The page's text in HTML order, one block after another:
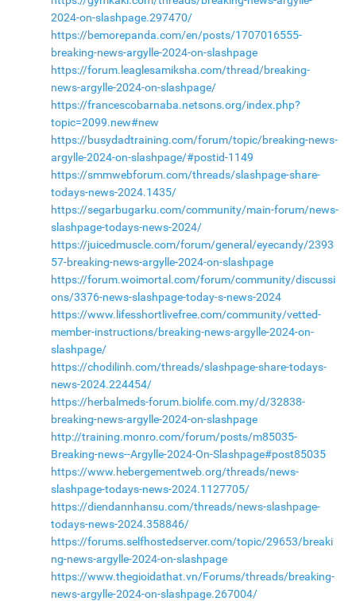
2024-on-slashpage.297470/
https://bemorepanda.com/en/posts/1707016555-
breaking-news-argylle-2024-on-slashpage
https://forum.leaglesamiksha.com/thread/breaking-
news-argylle-2024-on-slashpage/
https://francescobarnaba.netsons.org/index.php?
topic=2099.new#new
https://busydadtraining.com/forum/topic/breaking-news-
argylle-2024-on-slashpage/#postid-1149
https://smmwebforum.com/threads/slashpage-share-
todays-news-2024.1435/
https://segarbugarku.com/community/main-forum/news-
slashpage-todays-news-2024/
https://juicedmuscle.com/forum/general/eyecandy/2393
57-breaking-news-argylle-2024-on-slashpage
https://forum.woimortal.com/forum/community/discussi
ons/3376-news-slashpage-today-s-news-2024
https://www.lifesshortlivefree.com/community/vetted-
member-instructions/breaking-news-argylle-2024-on-
slashpage/
https://chodilinh.com/threads/slashpage-share-todays-
news-2024.224454/
https://herbalmeds-forum.biolife.com.my/d/32838-
breaking-news-argylle-2024-on-slashpage
http://training.monro.com/forum/posts/m85035-
Breaking-news--Argylle-2024-On-Slashpage#post85035
https://www.hebergementweb.org/threads/news-
slashpage-todays-news-2024.1127705/
https://diendannhansu.com/threads/news-slashpage-
todays-news-2024.358846/
https://forums.selfhostedserver.com/topic/29653/breaki
ng-news-argylle-2024-on-slashpage
https://www.thegioidathat.vn/Forums/threads/breaking-
news-argylle-2024-on-slashpage.267004/